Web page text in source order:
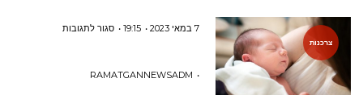
צרכנות
7 במאי 2023 19:15 סגור לתגובותעל
RAMATGANNEWSADM